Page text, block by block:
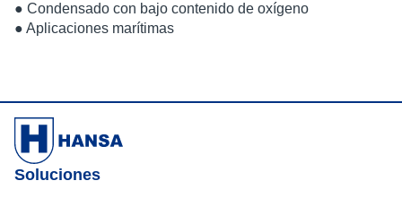
● Condensado con bajo contenido de oxígeno
● Aplicaciones marítimas
Soluciones